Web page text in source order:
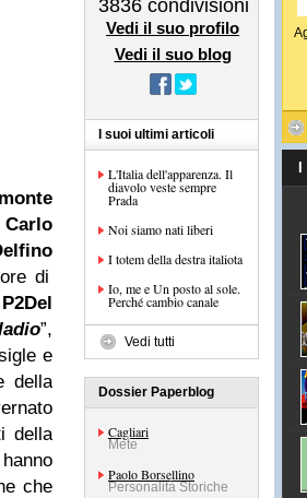
Carlo
di
P2Del
”,
e
della
della
che
3836 condivisioni
Vedi il suo profilo
Vedi il suo blog
I suoi ultimi articoli
L'Italia dell'apparenza. Il
diavolo veste sempre
Prada
Noi siamo nati liberi
I totem della destra italiota
Io, me e Un posto al sole.
Perché cambio canale
Vedi tutti
Dossier Paperblog
Cagliari
Mete
Paolo Borsellino
Personalità Storiche